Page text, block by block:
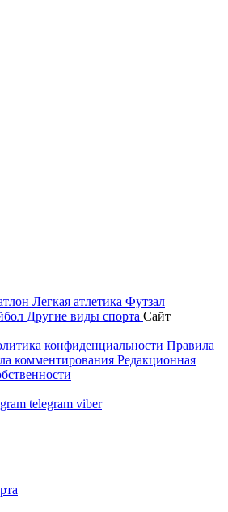
Легкая атлетика Футзал
Другие виды спорта Сайт
конфиденциальности Правила
комментирования Редакционная
telegram viber